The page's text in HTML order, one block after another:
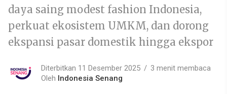
daya saing modest fashion Indonesia,
perkuat ekosistem UMKM, dan dorong
ekspansi pasar domestik hingga ekspor
Diterbitkan 11 Desember 2025
3 menit membaca
Oleh Indonesia Senang